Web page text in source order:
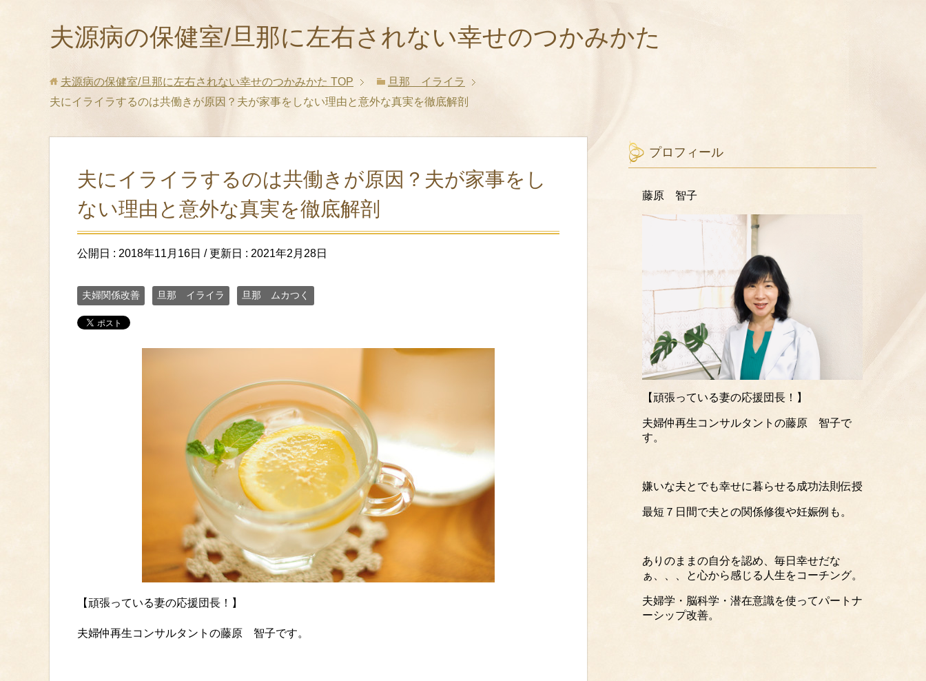
夫源病の保健室/旦那に左右されない幸せのつかみかた
夫源病の保健室/旦那に左右されない幸せのつかみかた TOP
旦那 イライラ
夫にイライラするのは共働きが原因？夫が家事をしない理由と意外な真実を徹底解剖
夫にイライラするのは共働きが原因？夫が家事をし
ない理由と意外な真実を徹底解剖
公開日 : 2018年11月16日 / 更新日 : 2021年2月28日
夫婦関係改善 旦那 イライラ 旦那 ムカつく
【頑張っている妻の応援団長！】
夫婦仲再生コンサルタントの藤原 智子です。
プロフィール
藤原 智子
【頑張っている妻の応援団長！】
夫婦仲再生コンサルタントの藤原 智子で
す。
嫌いな夫とでも幸せに暮らせる成功法則伝授
最短７日間で夫との関係修復や妊娠例も。
ありのままの自分を認め、毎日幸せだな
ぁ、、、と心から感じる人生をコーチング。
夫婦学・脳科学・潜在意識を使ってパートナ
ーシップ改善。